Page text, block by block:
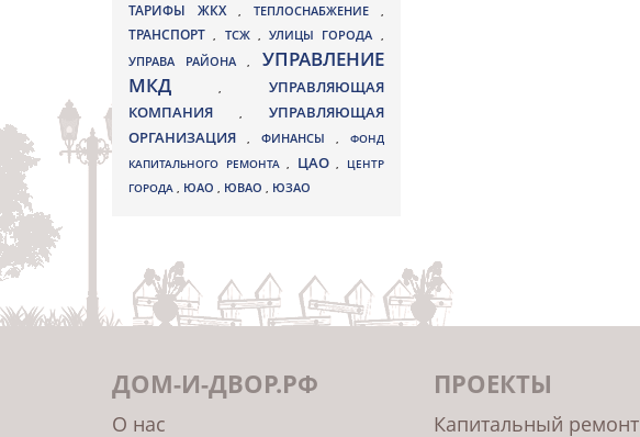
ТАРИФЫ ЖКХ , ТЕПЛОСНАБЖЕНИЕ ,
ТРАНСПОРТ, ТСЖ , УЛИЦЫ ГОРОДА ,
УПРАВА РАЙОНА, УПРАВЛЕНИЕ
МКД, УПРАВЛЯЮЩАЯ
КОМПАНИЯ
, УПРАВЛЯЮЩАЯ
ОРГАНИЗАЦИЯ
, ФИНАНСЫ , ФОНД
КАПИТАЛЬНОГО РЕМОНТА , ЦАО ,
ЦЕНТР
ГОРОДА , ЮАО , ЮВАО , ЮЗАО
ДОМ-И-ДВОР.РФ
О нас
ПРОЕКТЫ
Капитальный ремонт